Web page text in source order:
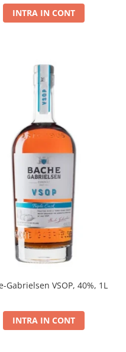
INTRA IN CONT
Gabrielsen VSOP, 40%, 1L
INTRA IN CONT